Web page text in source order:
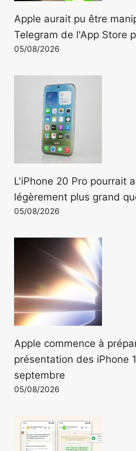
Apple aurait pu être
Telegram de l'App Store
05/08/2026
L'iPhone 20 Pro pourrait
légèrement plus grand
05/08/2026
Apple commence à
présentation des iPhone
septembre
05/08/2026